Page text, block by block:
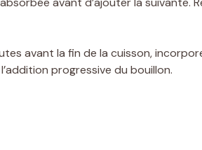
avant la fin de la cuisson,
progressive du bouillon.